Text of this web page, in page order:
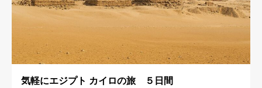
気軽にエジプト カイロの旅 ５日間